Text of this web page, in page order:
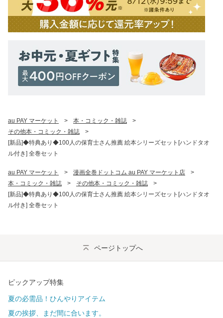
au PAY マーケット > 本・コミック・雑誌
>
その他本・コミック・雑誌
>
[新品]◆特典あり◆100人の保育士さん推薦 絵本シリーズセット[ハンドタオ
ル付き] 全巻セット
au PAY マーケット > 漫画全巻ドットコム au PAY マーケット店
>
本・コミック・雑誌
> その他本・コミック・雑誌
>
[新品]◆特典あり◆100人の保育士さん推薦 絵本シリーズセット[ハンドタオ
ル付き] 全巻セット
ページトップへ
ピックアップ特集
夏の必需品！ひんやりアイテム
夏の挨拶、まだ間に合います。